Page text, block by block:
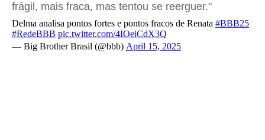
frágil, mais fraca, mas tentou se reerguer."
Delma analisa pontos fortes e pontos fracos de Renata #BBB25
#RedeBBB pic.twitter.com/4IOeiCdX3Q
— Big Brother Brasil (@bbb) April 15, 2025